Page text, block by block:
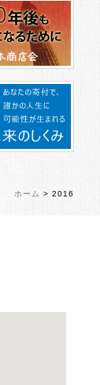
ホーム > 2016